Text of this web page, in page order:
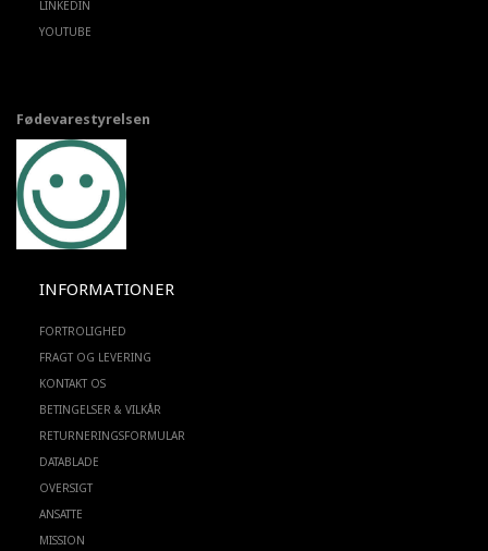
LINKEDIN
YOUTUBE
Fødevarestyrelsen
INFORMATIONER
FORTROLIGHED
FRAGT OG LEVERING
KONTAKT OS
BETINGELSER & VILKÅR
RETURNERINGSFORMULAR
DATABLADE
OVERSIGT
ANSATTE
MISSION